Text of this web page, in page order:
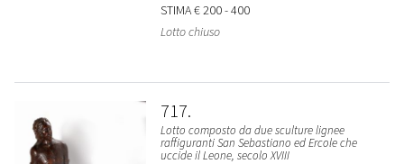
STIMA€ 200 - 400
Lotto chiuso
717
Lotto composto da due sculture lignee
raffiguranti San Sebastiano ed Ercole che
uccide il Leone, secolo XVIII